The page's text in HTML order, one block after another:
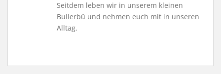
Seitdem leben wir in unserem kleinen
Bullerbü und nehmen euch mit in unseren
Alltag.